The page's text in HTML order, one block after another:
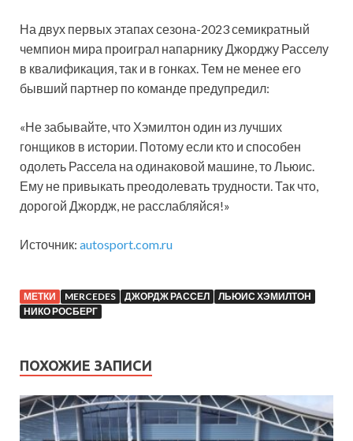
На двух первых этапах сезона-2023 семикратный
чемпион мира проиграл напарнику Джорджу Расселу
в квалификация, так и в гонках. Тем не менее его
бывший партнер по команде предупредил:
«Не забывайте, что Хэмилтон один из лучших
гонщиков в истории. Потому если кто и способен
одолеть Рассела на одинаковой машине, то Льюис.
Ему не привыкать преодолевать трудности. Так что,
дорогой Джордж, не расслабляйся!»
Источник: autosport.com.ru
МЕТКИ MERCEDES ДЖОРДЖ РАССЕЛ
ЛЬЮИС ХЭМИЛТОН
НИКО РОСБЕРГ
ПОХОЖИЕ ЗАПИСИ